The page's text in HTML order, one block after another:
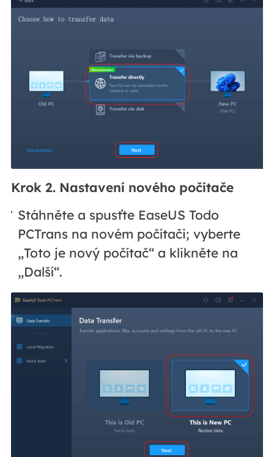
Krok 2. Nastavení nového počítače
Stáhněte a spusťte EaseUS Todo
PCTrans na novém počítači; vyberte
„Toto je nový počítač“ a klikněte na
„Další“.